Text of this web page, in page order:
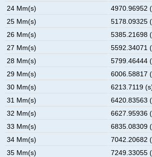
24 Mm(s)
4970.96952
25 Mm(s)
5178.09325
26 Mm(s)
5385.21698
27 Mm(s)
5592.34071
28 Mm(s)
5799.46444
29 Mm(s)
6006.58817
30 Mm(s)
6213.7119
31 Mm(s)
6420.83563
32 Mm(s)
6627.95936
33 Mm(s)
6835.08309
34 Mm(s)
7042.20682
35 Mm(s)
7249.33055